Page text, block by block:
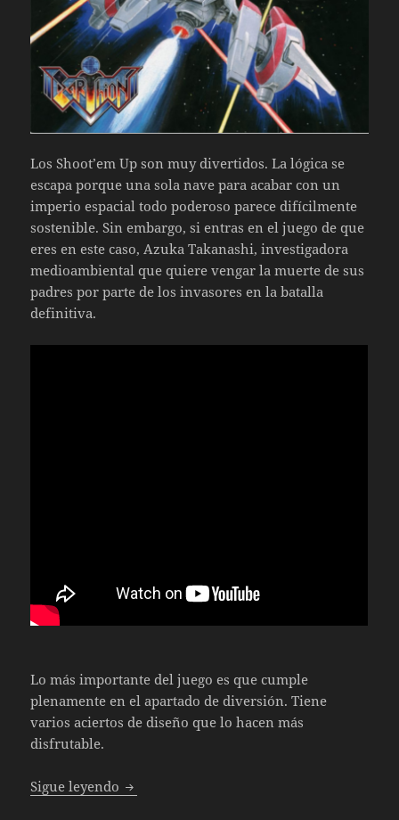
Los Shoot’em Up son muy divertidos. La lógica se
escapa porque una sola nave para acabar con un
imperio espacial todo poderoso parece difícilmente
sostenible. Sin embargo, si entras en el juego de que
eres en este caso, Azuka Takanashi, investigadora
medioambiental que quiere vengar la muerte de sus
padres por parte de los invasores en la batalla
definitiva.
Lo más importante del juego es que cumple
plenamente en el apartado de diversión. Tiene
varios aciertos de diseño que lo hacen más
disfrutable.
Sigue leyendo EARTHION